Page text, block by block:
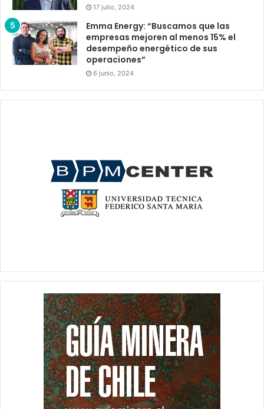
17 julio, 2024
Emma Energy: “Buscamos que las
empresas mejoren al menos 15% el
desempeño energético de sus
operaciones”
6 junio, 2024